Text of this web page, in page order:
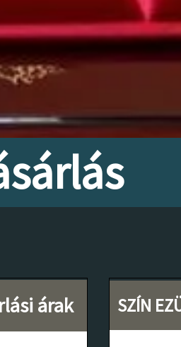
árak SZÍN